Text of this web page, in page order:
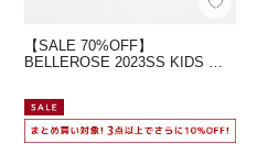
【SALE 70%OFF】
BELLEROSE 2023SS KIDS …